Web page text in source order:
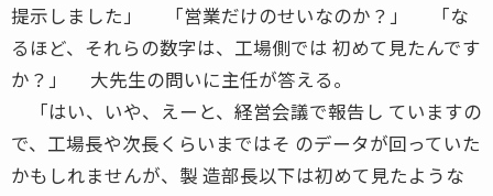
提示しました」 「営業だけのせいなのか？」 「な
るほど、それらの数字は、工場側では 初めて見たんです
か？」 大先生の問いに主任が答える。
「はい、いや、えーと、経営会議で報告し ていますの
で、工場長や次長くらいまではそ のデータが回っていた
かもしれませんが、製 造部長以下は初めて見たような